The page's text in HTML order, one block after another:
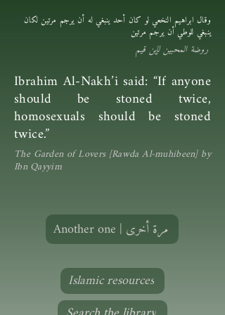
وقال ابراهيم النخعي لو كان أحد ينبغي له أن يرجم مرتين لكان
ينبغي للوطي أن يرجم مرتين
روضة المحبين لإبن قيم
Ibrahim Al-Nakh’i said: “If anyone
should be stoned twice,
homosexuals should be stoned
twice.”
The Garden of Lovers [Rawda Al-muhibeen] by
Ibn Qayyim
Another one | مرة أخرى
Islamic resources